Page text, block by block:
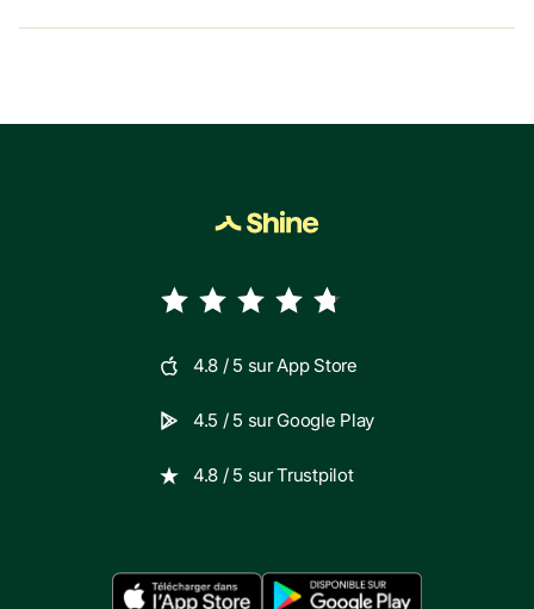
4.8 / 5 surApp Store
4.5 / 5 surGoogle Play
4.8 / 5 surTrustpilot